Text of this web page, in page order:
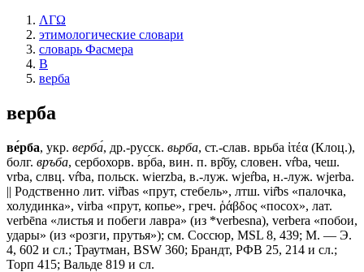
ΛΓΩ
этимологические словари
словарь Фасмера
В
верба
верба
ве́рба, укр. верба́, др.-русск. вьрба, ст.-слав. врьба ἰτέα (Клоц.),
болг. връба, сербохорв. вр́ба, вин. п. вр̑бу, словен. vŕba, чеш.
vrba, слвц. vŕba, польск. wierzba, в.-луж. wjeŕba, н.-луж. wjerba.
|| Родственно лит. vir̃bas «прут, стебель», лтш. vir̂bs «палочка,
холудинка», virba «прут, копье», греч. ῥάβδος «посох», лат.
verbēna «листья и побеги лавра» (из *verbesna), verbera «побои,
удары» (из «розги, прутья»); см. Соссюр, MSL 8, 439; М. — Э.
4, 602 и сл.; Траутман, BSW 360; Брандт, РФВ 25, 214 и сл.;
Торп 415; Вальде 819 и сл.